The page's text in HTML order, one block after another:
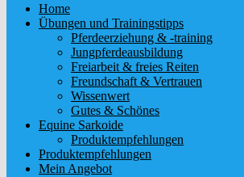
Home
Übungen und Trainingstipps
Pferdeerziehung & -training
Jungpferdeausbildung
Freiarbeit & freies Reiten
Freundschaft & Vertrauen
Wissenwert
Gutes & Schönes
Equine Sarkoide
Produktempfehlungen
Produktempfehlungen
Mein Angebot